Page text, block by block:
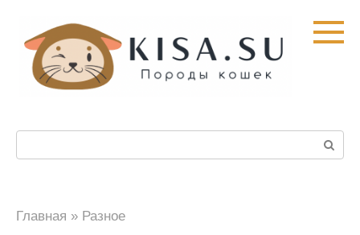
контенту
Главная » Разное